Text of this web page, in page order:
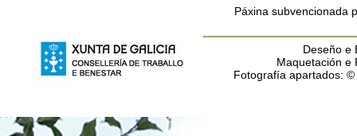
Páxina subvencionada
Deseño e
Maquetación e
Fotografía apartados: